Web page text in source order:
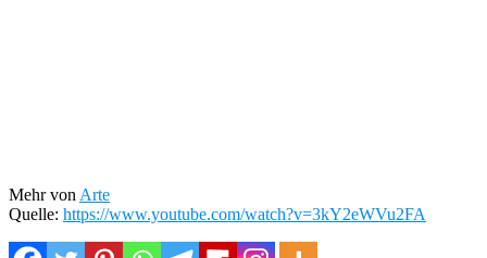
Mehr von Arte
Quelle: https://www.youtube.com/watch?v=3kY2eWVu2FA